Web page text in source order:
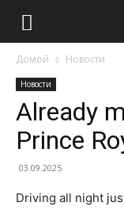
Домой Новости
Новости
Already
Prince
03.09.2025
Driving all night